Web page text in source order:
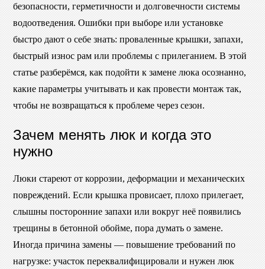
безопасности, герметичности и долговечности системы
водоотведения. Ошибки при выборе или установке
быстро дают о себе знать: проваленные крышки, запахи,
быстрый износ рам или проблемы с прилеганием. В этой
статье разберёмся, как подойти к замене люка осознанно,
какие параметры учитывать и как провести монтаж так,
чтобы не возвращаться к проблеме через сезон.
Зачем менять люк и когда это
нужно
Люки стареют от коррозии, деформации и механических
повреждений. Если крышка провисает, плохо прилегает,
слышны посторонние запахи или вокруг неё появились
трещины в бетонной обойме, пора думать о замене.
Иногда причина замены — повышение требований по
нагрузке: участок переквалифицировали и нужен люк